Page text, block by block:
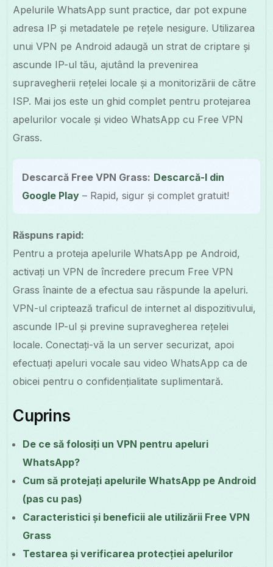
Apelurile WhatsApp sunt practice, dar pot expune
adresa IP și metadatele pe rețele nesigure. Utilizarea
unui VPN pe Android adaugă un strat de criptare și
ascunde IP-ul tău, ajutând la prevenirea
supravegherii rețelei locale și a monitorizării de către
ISP. Mai jos este un ghid complet pentru protejarea
apelurilor vocale și video WhatsApp cu Free VPN
Grass.
Descarcă Free VPN Grass: Descarcă-l din
Google Play – Rapid, sigur și complet gratuit!
Răspuns rapid:
Pentru a proteja apelurile WhatsApp pe Android,
activați un VPN de încredere precum Free VPN
Grass înainte de a efectua sau răspunde la apeluri.
VPN-ul criptează traficul de internet al dispozitivului,
ascunde IP-ul și previne supravegherea rețelei
locale. Conectați-vă la un server securizat, apoi
efectuați apeluri vocale sau video WhatsApp ca de
obicei pentru o confidențialitate suplimentară.
Cuprins
De ce să folosiți un VPN pentru apeluri
WhatsApp?
Cum să protejați apelurile WhatsApp pe Android
(pas cu pas)
Caracteristici și beneficii ale utilizării Free VPN
Grass
Testarea și verificarea protecției apelurilor